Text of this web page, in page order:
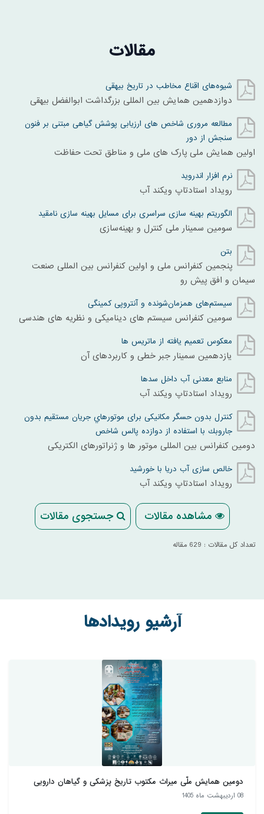
مقالات
شیوه‌های اقناع مخاطب در تاریخ بیهقی
دوازدهمین همایش بین المللی بزرگداشت ابوالفضل بیهقی
مطالعه مروری شاخص های ارزیابی پوشش گیاهی مبتنی بر فنون
سنجش از دور
اولین همایش ملی پارک های ملی و مناطق تحت حفاظت
نرم افزار اندروید
رویداد استادتاپ ویکند آب
الگوریتم بهینه سازی سراسری برای مسایل بهینه سازی نامقید
سومین سمینار ملی کنترل و بهینه‌سازی
بتن
پنجمین کنفرانس ملی و اولین کنفرانس بین المللی صنعت
سیمان و افق پیش رو
سیستم‌های همزمان‌شونده و آنتروپی کمینگی
سومين کنفرانس سيستم های ديناميکی و نظريه های هندسی
معکوس تعمیم یافته از ماتریس ها
یازدهمین سمینار جبر خطی و کاربردهای آن
منابع معدنی آب داخل سدها
رویداد استادتاپ ویکند آب
کنترل بدون حسگر مکانیکی برای موتورهاي جريان مستقيم بدون
جاروبك با استفاده از دوازده پالس شاخص
دومین کنفرانس بین المللی موتور ها و ژنراتورهای الکتریکی
خالص سازی آب دریا با خورشید
رویداد استادتاپ ویکند آب
مشاهده مقالات جستجوی مقالات
تعداد کل مقالات : 629 مقاله
آرشیو رویدادها
دومین همایش ملّی میراث مکتوب تاریخ پزشکی و گیاهان دارويی
08 ارديبهشت ماه 1405